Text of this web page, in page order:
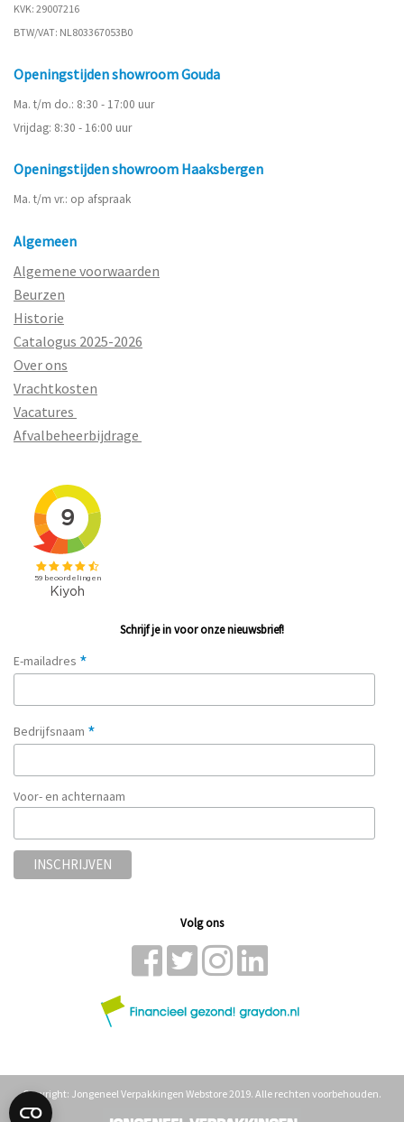
KVK: 29007216
BTW/VAT: NL803367053B0
Openingstijden showroom Gouda
Ma. t/m do.: 8:30 - 17:00 uur
Vrijdag: 8:30 - 16:00 uur
Openingstijden showroom Haaksbergen
Ma. t/m vr.: op afspraak
Algemeen
Algemene voorwaarden
Beurzen
Historie
Catalogus 2025-2026
Over ons
Vrachtkosten
Vacatures
Afvalbeheerbijdrage
Schrijf je in voor onze nieuwsbrief!
E-mailadres *
Bedrijfsnaam *
Voor- en achternaam
Volg ons
Copyright: Jongeneel Verpakkingen Webstore 2019. Alle rechten voorbehouden.